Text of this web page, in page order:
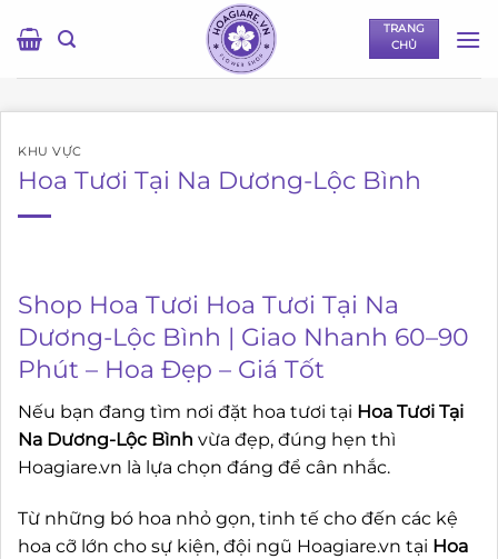
qua
TRANG
CHỦ
KHU VỰC
Hoa Tươi Tại Na Dương-Lộc Bình
Shop Hoa Tươi Hoa Tươi Tại Na
Dương-Lộc Bình | Giao Nhanh 60–90
Phút – Hoa Đẹp – Giá Tốt
Nếu bạn đang tìm nơi đặt hoa tươi tại Hoa Tươi Tại
Na Dương-Lộc Bình vừa đẹp, đúng hẹn thì
Hoagiare.vn là lựa chọn đáng để cân nhắc.
Từ những bó hoa nhỏ gọn, tinh tế cho đến các kệ
hoa cỡ lớn cho sự kiện, đội ngũ Hoagiare.vn tại Hoa